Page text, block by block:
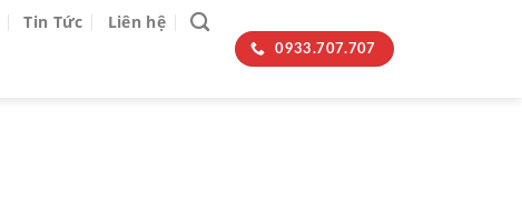
Tin Tức Liên hệ
0933.707.707